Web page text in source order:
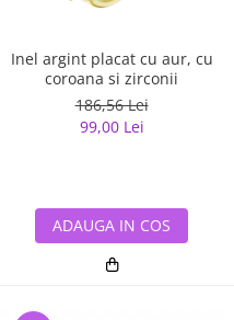
Inel argint placat cu aur, cu
coroana si zirconii
186,56 Lei
99,00 Lei
ADAUGA IN COS